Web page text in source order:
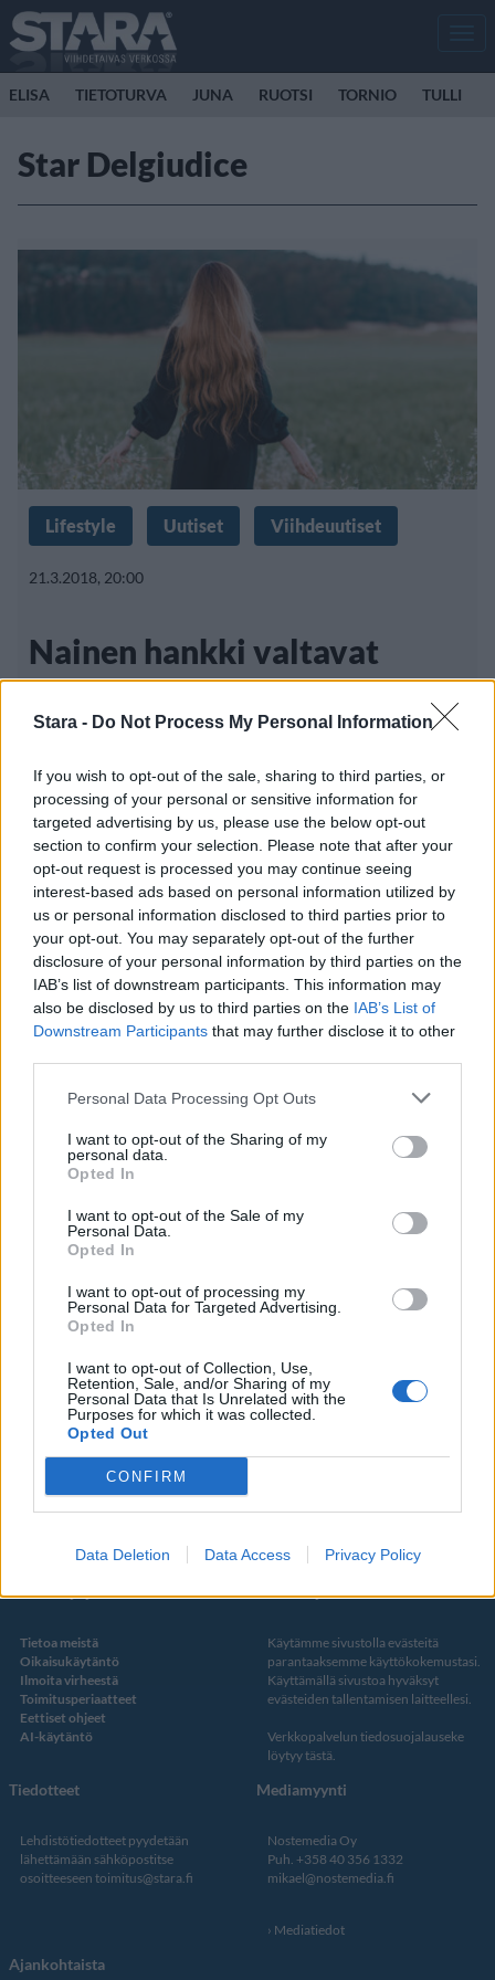
Stara - Do Not Process My Personal Information
If you wish to opt-out of the sale, sharing to third parties, or
processing of your personal or sensitive information for
targeted advertising by us, please use the below opt-out
section to confirm your selection. Please note that after your
opt-out request is processed you may continue seeing
interest-based ads based on personal information utilized by
us or personal information disclosed to third parties prior to
your opt-out. You may separately opt-out of the further
disclosure of your personal information by third parties on the
IAB’s list of downstream participants. This information may
also be disclosed by us to third parties on the IAB’s List of
Downstream Participants that may further disclose it to other
Personal Data Processing Opt Outs
I want to opt-out of the Sharing of my
personal data.
Opted In
I want to opt-out of the Sale of my
Personal Data.
Opted In
I want to opt-out of processing my
Personal Data for Targeted Advertising.
Opted In
I want to opt-out of Collection, Use,
Retention, Sale, and/or Sharing of my
Personal Data that Is Unrelated with the
Purposes for which it was collected.
Opted Out
CONFIRM
Data Deletion Data Access Privacy Policy
ELISA TIETOTURVA JUNA RUOTSI TORNIO TULLI
Star Delgiudice
Lifestyle Uutiset Viihdeuutiset
21.3.2018, 20:00
Nainen hankki valtavat
peppuimplantit – pelkää nyt
Star Marie Delgiudice on tullut riippuvaiseksi
kauneusleikkauksista. Hänelle on tehty
Info
Lähetä uutisvinkki
RSS-ohje
Yhteistyössä
Tyyliniekka
Lifestyle
Matkailu
Viihde
Autot
Digi
Some
YouTube
Facebook
Twitter
Kustantaja ja toimitus
Tietoa meistä
Oikaisukäytäntö
Ilmoita virheestä
Toimitusperiaatteet
Eettiset ohjeet
AI-käytäntö
Tietosuojalauseke
Käytämme sivustolla evästeitä
parantaaksemme käyttökokemustasi.
Käyttämällä sivustoa hyväksyt
evästeiden tallentamisen laitteellesi.
Verkkopalvelun tiedosuojalauseke
löytyy tästä
Tiedotteet
Lehdistötiedotteet pyydetään
lähettämään sähköpostitse
osoitteeseen toimitus@stara.fi
Mediamyynti
Nostemedia Oy
Puh. +358 40 356 1332
mikael@nostemedia.fi
Mediatiedot
Ajankohtaista